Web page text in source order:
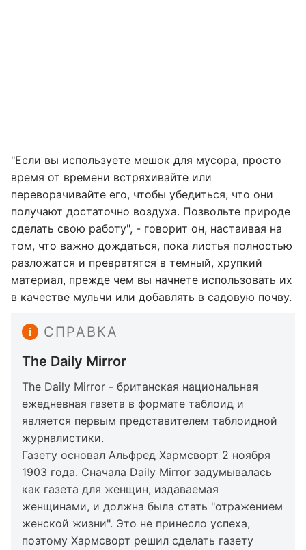
"Если вы используете мешок для мусора, просто
время от времени встряхивайте или
переворачивайте его, чтобы убедиться, что они
получают достаточно воздуха. Позвольте природе
сделать свою работу", - говорит он, настаивая на
том, что важно дождаться, пока листья полностью
разложатся и превратятся в темный, хрупкий
материал, прежде чем вы начнете использовать их
в качестве мульчи или добавлять в садовую почву.
СПРАВКА
The Daily Mirror
The Daily Mirror - британская национальная
ежедневная газета в формате таблоид и
является первым представителем таблоидной
журналистики.
Газету основал Альфред Хармсворт 2 ноября
1903 года. Сначала Daily Mirror задумывалась
как газета для женщин, издаваемая
женщинами, и должна была стать "отражением
женской жизни". Это не принесло успеха,
поэтому Хармсворт решил сделать газету